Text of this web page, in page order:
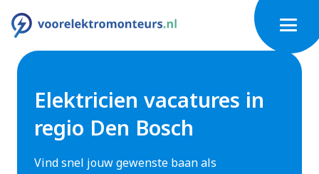
Elektricien vacatures in
regio Den Bosch
Vind snel jouw gewenste baan als